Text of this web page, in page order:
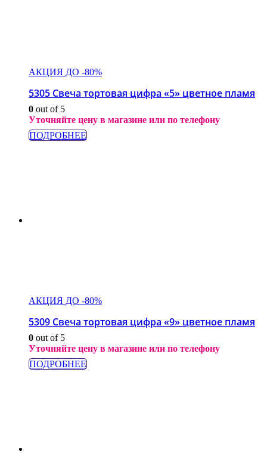
АКЦИЯ ДО -80%
5305 Свеча тортовая цифра «5» цветное пламя
0 out of 5
Уточняйте цену в магазине или по телефону
ПОДРОБНЕЕ
АКЦИЯ ДО -80%
5309 Свеча тортовая цифра «9» цветное пламя
0 out of 5
Уточняйте цену в магазине или по телефону
ПОДРОБНЕЕ